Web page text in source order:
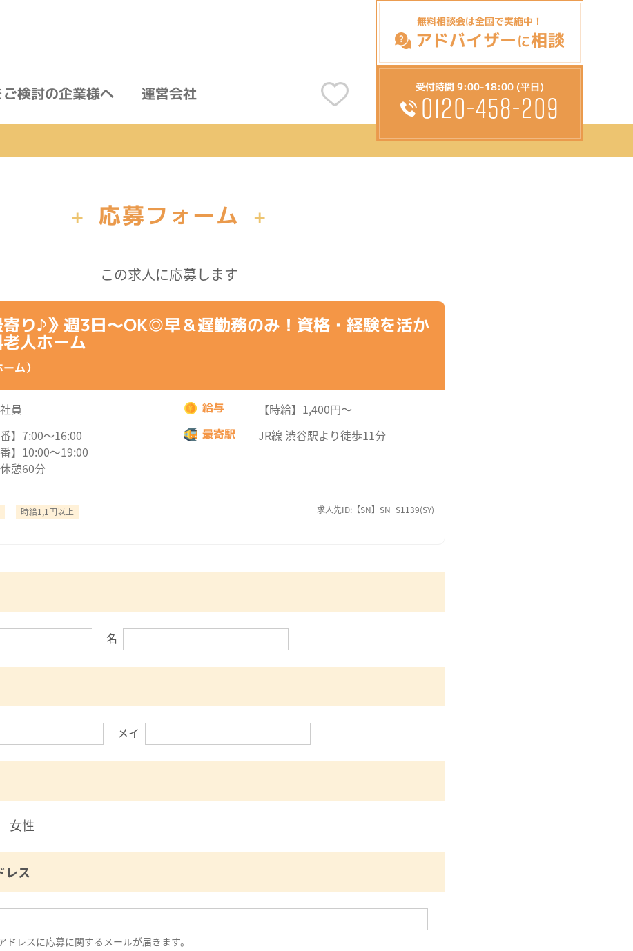
検討の企業様へ 運営会社
無料相談会は全国で実施中！
アドバイザーに相談
受付時間 9:00-18:00 (平日)
0120-458-209
+ 応募フォーム +
この求人に応募します
寄り♪》週3日～OK◎早＆遅勤務のみ！資格・経験を活か
人ホーム
ム）
員
番】7:00～16:00
番】10:00～19:00
憩60分
給与 【時給】1,400円～
最寄駅 JR線 渋谷駅より徒歩11分
時給1,1円以上 求人先ID:【SN】SN_S1139(SY)
名
メイ
女性
レス
レスに応募に関するメールが届きます。